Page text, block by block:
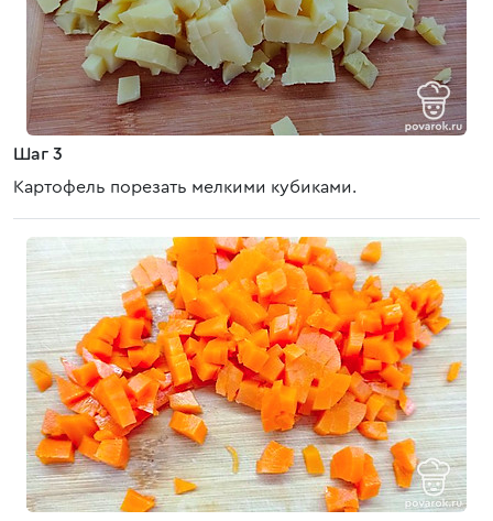
Шаг 3
Картофель порезать мелкими кубиками.